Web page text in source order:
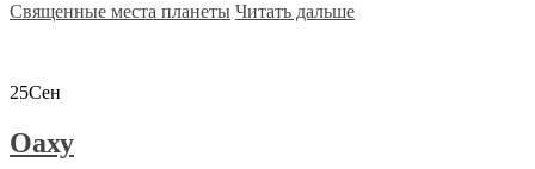
Священные места планеты Читать дальше
25Сен
Оаху